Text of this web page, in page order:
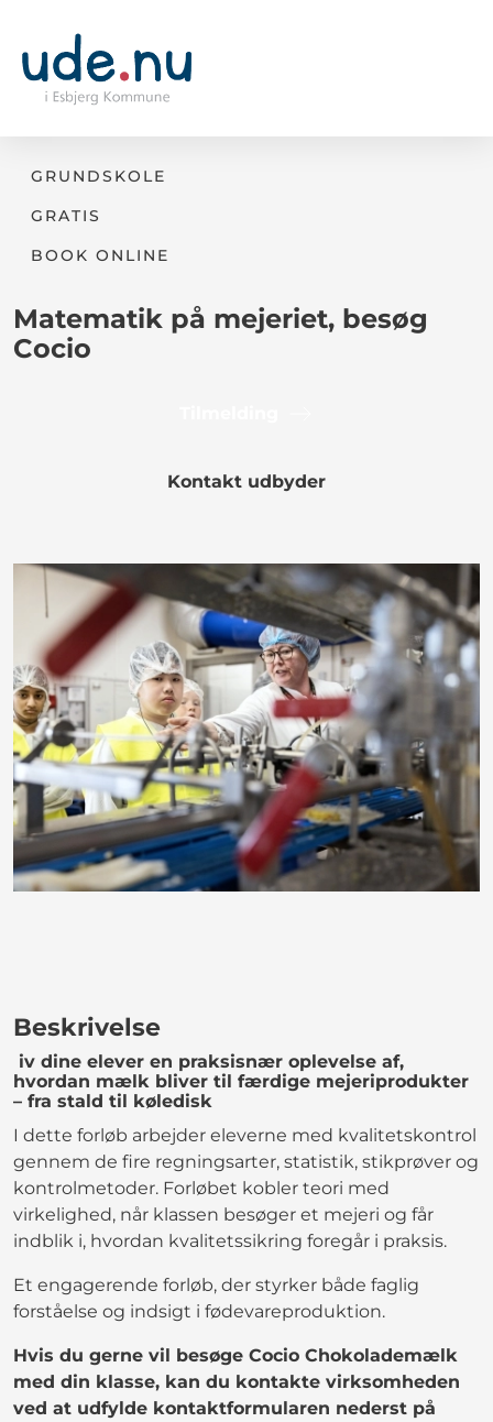
GRUNDSKOLE
GRATIS
BOOK ONLINE
Matematik på mejeriet, besøg
Cocio
Kontakt udbyder
Beskrivelse
iv dine elever en praksisnær oplevelse af,
hvordan mælk bliver til færdige mejeriprodukter
– fra stald til køledisk
I dette forløb arbejder eleverne med kvalitetskontrol
gennem de fire regningsarter, statistik, stikprøver og
kontrolmetoder. Forløbet kobler teori med
virkelighed, når klassen besøger et mejeri og får
indblik i, hvordan kvalitetssikring foregår i praksis.
Et engagerende forløb, der styrker både faglig
forståelse og indsigt i fødevareproduktion.
Hvis du gerne vil besøge Cocio Chokolademælk
med din klasse, kan du kontakte virksomheden
ved at udfylde kontaktformularen nederst på